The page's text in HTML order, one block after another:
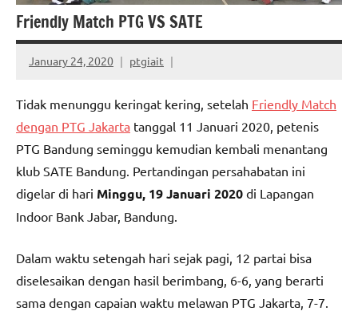
Friendly Match PTG VS SATE
January 24, 2020 ptgiait
Tidak menunggu keringat kering, setelah Friendly Match
dengan PTG Jakarta tanggal 11 Januari 2020, petenis
PTG Bandung seminggu kemudian kembali menantang
klub SATE Bandung. Pertandingan persahabatan ini
digelar di hari Minggu, 19 Januari 2020 di Lapangan
Indoor Bank Jabar, Bandung.
Dalam waktu setengah hari sejak pagi, 12 partai bisa
diselesaikan dengan hasil berimbang, 6-6, yang berarti
sama dengan capaian waktu melawan PTG Jakarta, 7-7.